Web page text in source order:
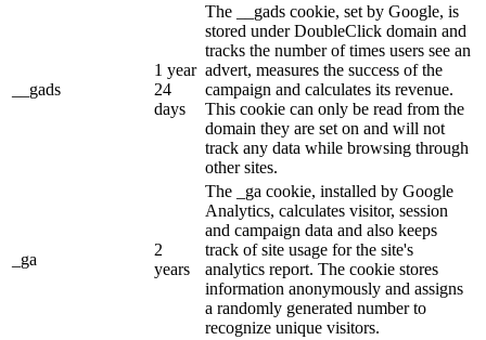
__gads
1 year
24
days
The __gads cookie, set by Google, is
stored under DoubleClick domain and
tracks the number of times users see an
advert, measures the success of the
campaign and calculates its revenue.
This cookie can only be read from the
domain they are set on and will not
track any data while browsing through
other sites.
_ga
2
years
The _ga cookie, installed by Google
Analytics, calculates visitor, session
and campaign data and also keeps
track of site usage for the site's
analytics report. The cookie stores
information anonymously and assigns
a randomly generated number to
recognize unique visitors.